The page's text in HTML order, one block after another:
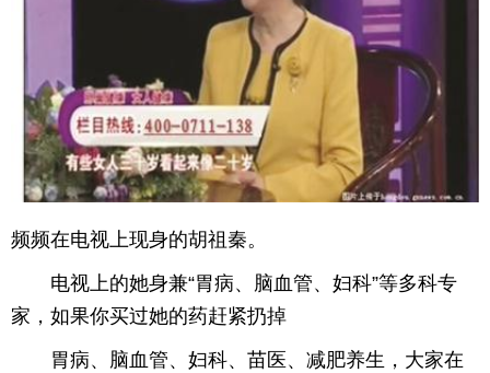
讯
财
频频在电视上现身的胡祖秦。
电视上的她身兼“胃病、脑血管、妇科”等多科专
家，如果你买过她的药赶紧扔掉
胃病、脑血管、妇科、苗医、减肥养生，大家在